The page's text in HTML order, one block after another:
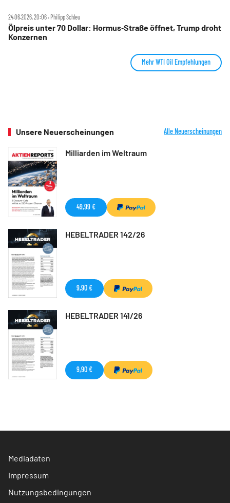
24.06.2026, 20:06 ‧ Philipp Schleu
Ölpreis unter 70 Dollar: Hormus‑Straße öffnet, Trump droht
Konzernen
Mehr WTI Oil Empfehlungen
Unsere Neuerscheinungen Alle Neuerscheinungen
Milliarden im Weltraum
49,99 €
HEBELTRADER 142/26
9,90 €
HEBELTRADER 141/26
9,90 €
Mediadaten
Impressum
Nutzungsbedingungen